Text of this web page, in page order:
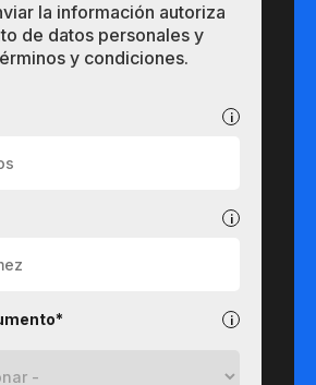
la información autoriza
de datos personales y
y condiciones.